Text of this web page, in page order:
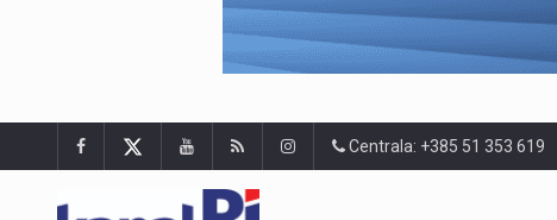
Centrala: +385 51 353 619